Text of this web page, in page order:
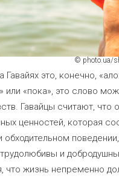
© photo.ua/
это, конечно,
или «пока», это слово
Гавайцы считают, что
ценностей, которая
и добродушны
что жизнь непременно